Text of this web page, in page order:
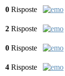
0 Risposte
2 Risposte
0 Risposte
4 Risposte